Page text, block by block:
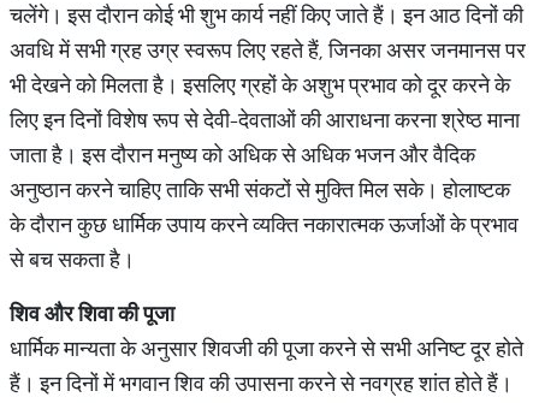
चलेंगे। इस दौरान कोई भी शुभ कार्य नहीं किए जाते हैं। इन आठ दिनों की
अवधि में सभी ग्रह उग्र स्वरूप लिए रहते हैं, जिनका असर जनमानस पर
भी देखने को मिलता है। इसलिए ग्रहों के अशुभ प्रभाव को दूर करने के
लिए इन दिनों विशेष रूप से देवी-देवताओं की आराधना करना श्रेष्ठ माना
जाता है। इस दौरान मनुष्य को अधिक से अधिक भजन और वैदिक
अनुष्ठान करने चाहिए ताकि सभी संकटों से मुक्ति मिल सके। होलाष्टक
के दौरान कुछ धार्मिक उपाय करने व्यक्ति नकारात्मक ऊर्जाओं के प्रभाव
से बच सकता है।
शिवऔरशिवाकीपूजा
धार्मिक मान्यता के अनुसार शिवजी की पूजा करने से सभी अनिष्ट दूर होते
हैं। इन दिनों में भगवान शिव की उपासना करने से नवग्रह शांत होते हैं।